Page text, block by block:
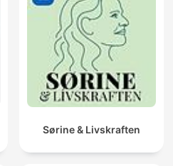
Sørine & Livskraften